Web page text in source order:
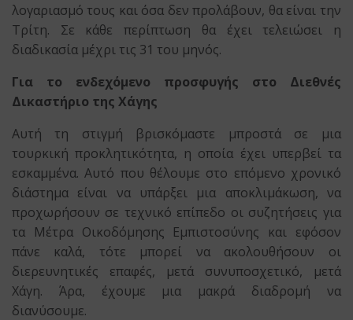
λογαριασμό τους και όσα δεν προλάβουν, θα είναι την
Τρίτη. Σε κάθε περίπτωση θα έχει τελειώσει η
διαδικασία μέχρι τις 31 του μηνός.
Για το ενδεχόμενο προσφυγής στο Διεθνές
Δικαστήριο της Χάγης
Αυτή τη στιγμή βρισκόμαστε μπροστά σε μια
τουρκική προκλητικότητα, η οποία έχει υπερβεί τα
εσκαμμένα. Αυτό που θέλουμε στο επόμενο χρονικό
διάστημα είναι να υπάρξει μια αποκλιμάκωση, να
προχωρήσουν σε τεχνικό επίπεδο οι συζητήσεις για
τα Μέτρα Οικοδόμησης Εμπιστοσύνης και εφόσον
πάνε καλά, τότε μπορεί να ακολουθήσουν οι
διερευνητικές επαφές, μετά συνυποσχετικό, μετά
Χάγη. Άρα, έχουμε μια μακρά διαδρομή να
διανύσουμε.